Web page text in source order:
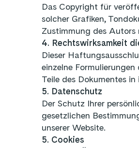
Das Copyright für
solcher Grafiken,
Zustimmung des
4. Rechtswirksamkeit
Dieser
einzelne
Teile des Dokumentes
5. Datenschutz
Der Schutz Ihrer
gesetzlichen
unserer Website.
5. Cookies